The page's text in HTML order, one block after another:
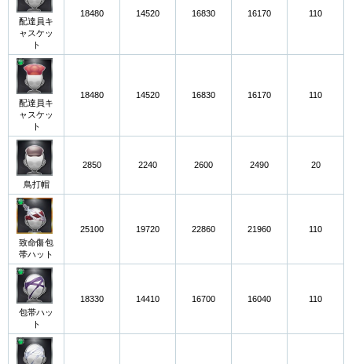
配達員キ
ャスケッ
ト
18480 14520 16830 16170 110
配達員キ
ャスケッ
ト
18480 14520 16830 16170 110
鳥打帽
2850 2240 2600 2490 20
致命傷包
帯ハット
25100 19720 22860 21960 110
包帯ハッ
ト
18330 14410 16700 16040 110